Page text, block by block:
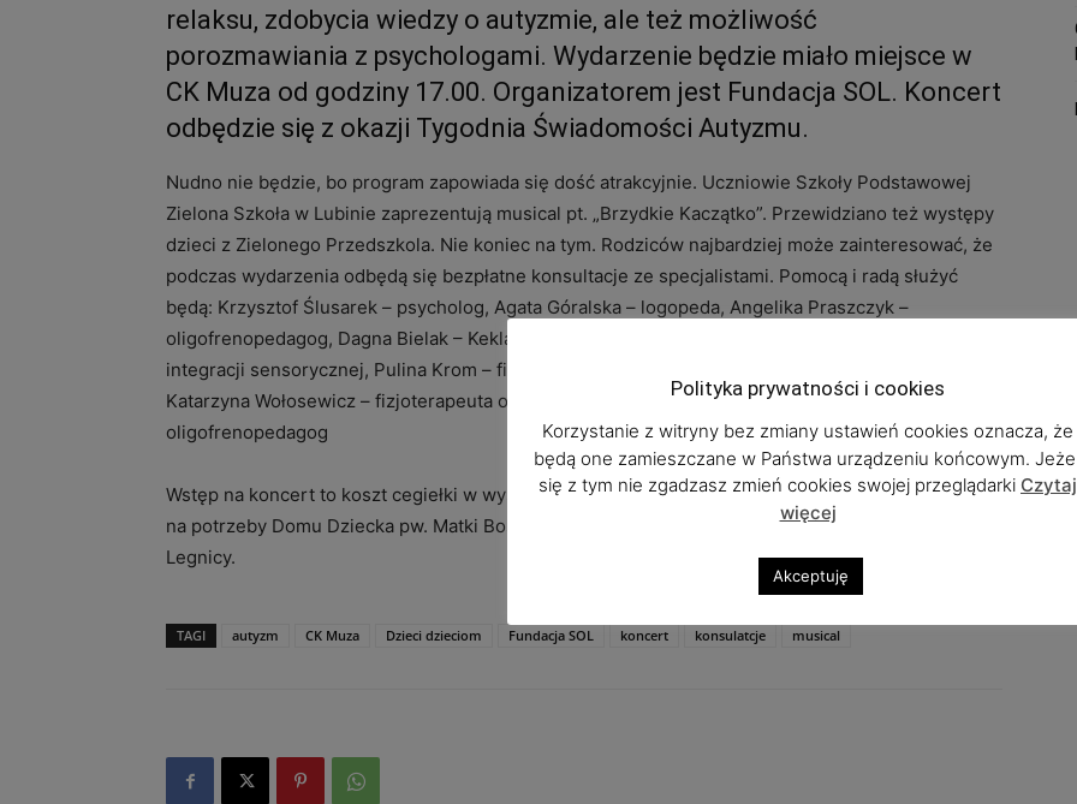
relaksu, zdobycia wiedzy o autyzmie, ale też możliwość
porozmawiania z psychologami. Wydarzenie będzie miało miejsce w
CK Muza od godziny 17.00. Organizatorem jest Fundacja SOL. Koncert
odbędzie się z okazji Tygodnia Świadomości Autyzmu.
Nudno nie będzie, bo program zapowiada się dość atrakcyjnie. Uczniowie Szkoły Podstawowej
Zielona Szkoła w Lubinie zaprezentują musical pt. „Brzydkie Kaczątko”. Przewidziano też występy
dzieci z Zielonego Przedszkola. Nie koniec na tym. Rodziców najbardziej może zainteresować, że
podczas wydarzenia odbędą się bezpłatne konsultacje ze specjalistami. Pomocą i radą służyć
będą: Krzysztof Ślusarek – psycholog, Agata Góralska – logopeda, Angelika Praszczyk –
oligofrenopedagog, Dagna Bielak – Keklak – psycholog, Beata Tomczyk – fizjoterapeuta i terapeuta
integracji sensorycznej, Pulina Krom – fizjoterapeuta i terapeuta integracji sensorycznej,
Katarzyna Wołosewicz – fizjoterapeuta oraz Dorota Klimas – logopeda a zarazem
oligofrenopedagog
Wstęp na koncert to koszt cegiełki w wysokości 10 zł. Cały dochód z imprezy zostanie przekazany
na potrzeby Domu Dziecka pw. Matki Boskiej Częstochowskiej Zgromadzenie Sióstr św. Elżbiety w
Legnicy.
TAGI autyzm CK Muza Dzieci dzieciom Fundacja SOL koncert konsulatcje musical
Polityka prywatności i cookies
Korzystanie z witryny bez zmiany ustawień cookies oznacza, że
będą one zamieszczane w Państwa urządzeniu końcowym.
się z tym nie zgadzasz zmień cookies swojej przeglądarki Czytaj
więcej
Akceptuję